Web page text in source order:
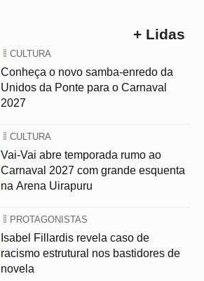
+ Lidas
CULTURA
Conheça o novo samba-enredo da
Unidos da Ponte para o Carnaval
2027
CULTURA
Vai-Vai abre temporada rumo ao
Carnaval 2027 com grande esquenta
na Arena Uirapuru
PROTAGONISTAS
Isabel Fillardis revela caso de
racismo estrutural nos bastidores de
novela